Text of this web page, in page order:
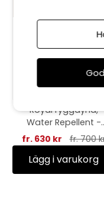
Royal ryggdyna,
Water Repellent -
skiffer
fr. 630 kr fr. 700
Lägg i varukorg